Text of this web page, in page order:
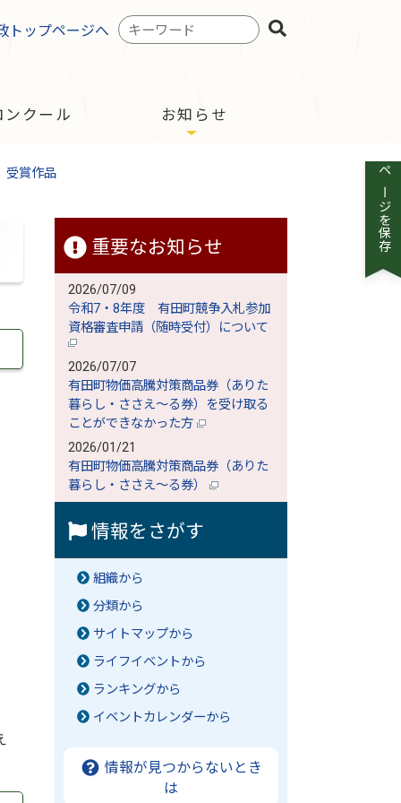
トップページへ
検
索
クール お知らせ
受賞作品
重要なお知らせ
2026/07/09
令和7・8年度 有田町競争入札参加
資格審査申請（随時受付）について
2026/07/07
有田町物価高騰対策商品券（ありた
暮らし・ささえ～る券）を受け取る
ことができなかった方
2026/01/21
有田町物価高騰対策商品券（ありた
暮らし・ささえ～る券）
情報をさがす
組織から
分類から
サイトマップから
ライフイベントから
ランキングから
イベントカレンダーから
情報が見つからないとき
は
ページを保存